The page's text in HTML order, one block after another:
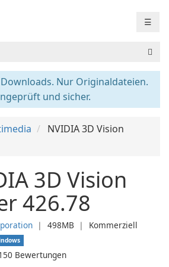
☰
Nur Originaldateien.
und sicher.
NVIDIA 3D Vision
3D Vision
426.78
❘ 498MB ❘ Kommerziell
Bewertungen